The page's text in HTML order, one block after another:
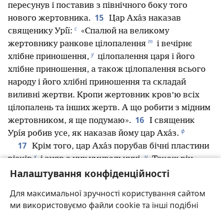
Налаштування конфіденційності
Для максимальної зручності користування сайтом
ми використовуємо файли cookie та інші подібні
пересунув і поставив з північного боку того
нового жертовника. 15 Цар Аха́з наказав
священику Урı́ї: с «Спалюй на великому
жертовнику ранкове цілопалення т і вечірнє
хлібне приношення, у цілопалення царя і його
хлібне приношення, а також цілопалення всього
народу і його хлібні приношення та складай
виливні жертви. Кропи жертовник кров’ю всіх
цілопалень та інших жертв. А що робити з мідним
жертовником, я ще подумаю». 16 І священик
Урı́я робив усе, як наказав йому цар Аха́з. ф
17 Крім того, цар Аха́з порубав бічні пластини
візків х і зняв з них умивальниці. ц Також він
зняв море з мідних биків,
на яких воно стояло,
приміщення для суботи, яке було побудоване при
домі, і зовнішній царський вхід він переніс з дому